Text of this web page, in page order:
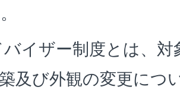
イザー制度とは、
及び外観の変更につ